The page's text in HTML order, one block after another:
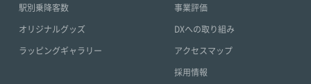
駅別乗降客数
オリジナルグッズ
ラッピングギャラリー
事業評価
DXへの取り組み
アクセスマップ
採用情報